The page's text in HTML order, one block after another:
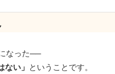
なった──
ない」 ということです。